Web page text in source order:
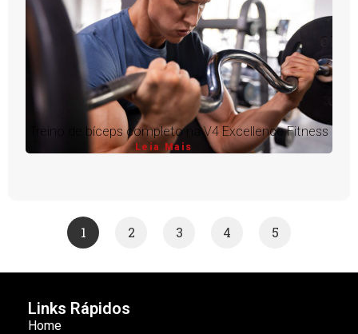
Treino de bíceps completo na V4 Excellence Fitness
Leia Mais
1 2 3 4 5
Links Rápidos
Home